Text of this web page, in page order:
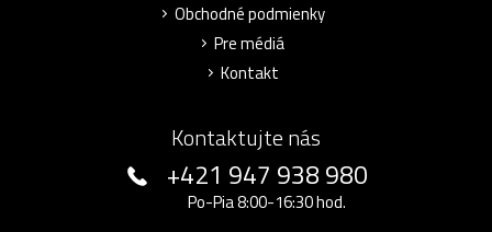
Obchodné podmienky
Pre médiá
Kontakt
Kontaktujte nás
+421 947 938 980
Po-Pia 8:00-16:30 hod.